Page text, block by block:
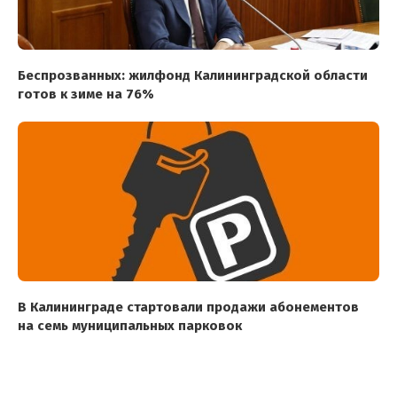
Беспрозванных: жилфонд Калининградской области
готов к зиме на 76%
В Калининграде стартовали продажи абонементов
на семь муниципальных парковок